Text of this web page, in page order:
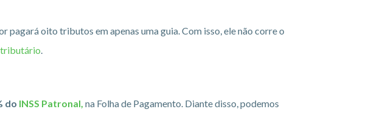
oito tributos em apenas uma guia. Com isso, ele não corre o
.
do INSS Patronal, na Folha de Pagamento. Diante disso, podemos